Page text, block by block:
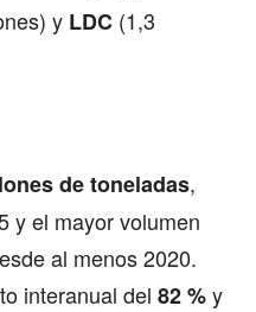
y LDC (1,3
de toneladas,
y el mayor volumen
al menos 2020.
interanual del 82 %y